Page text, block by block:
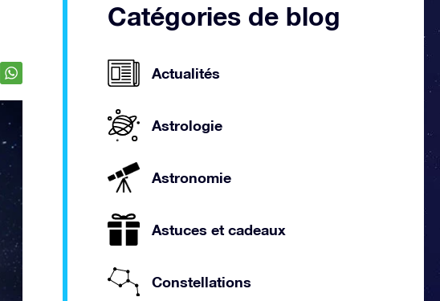
Catégories de blog
Actualités
Astrologie
Astronomie
Astuces et cadeaux
Constellations